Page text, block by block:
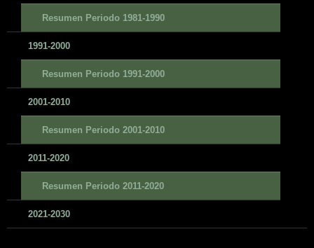
Resumen Periodo 1981-1990
1991-2000
Resumen Periodo 1991-2000
2001-2010
Resumen Periodo 2001-2010
2011-2020
Resumen Periodo 2011-2020
2021-2030